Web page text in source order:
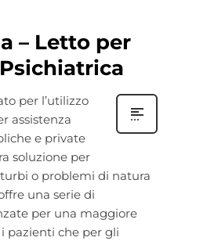
– Letto per
per l’utilizzo
assistenza
e private
soluzione per
o problemi di natura
una serie di
per una maggiore
pazienti che per gli